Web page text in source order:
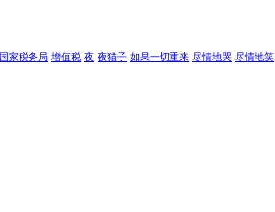
国家税务局 增值税 夜 夜猫子 如果一切重来 尽情地哭 尽情地笑